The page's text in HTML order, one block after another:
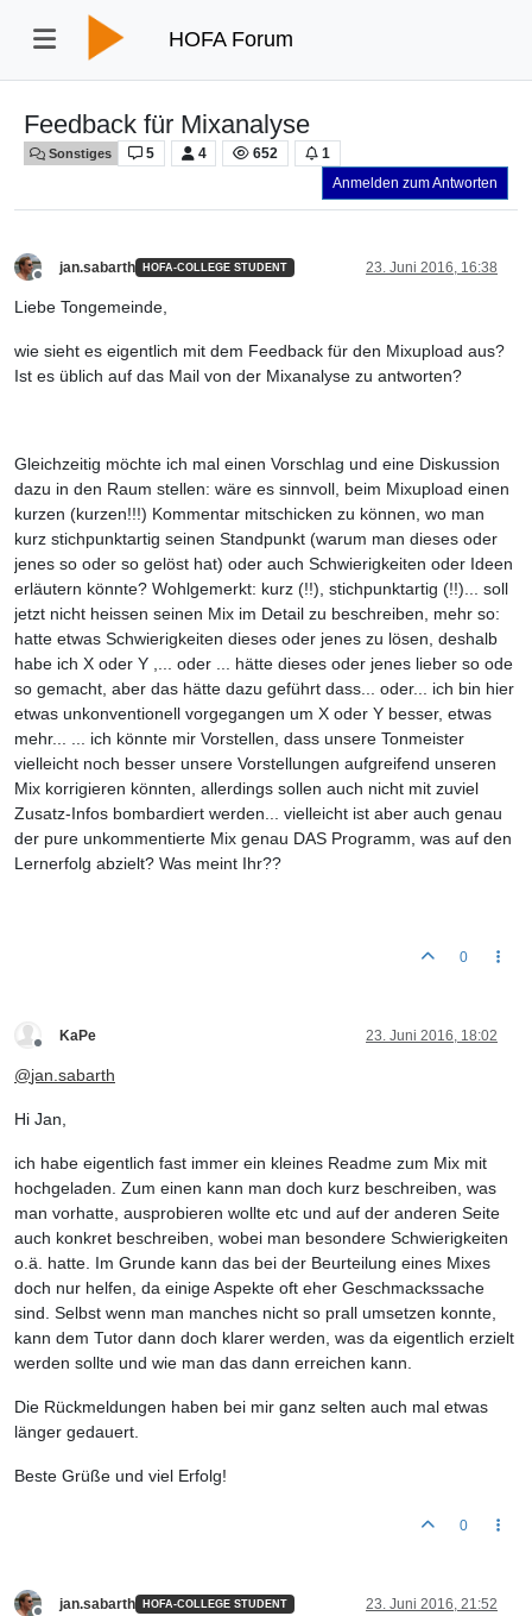
HOFA Forum
Feedback für Mixanalyse
Sonstiges 5 4 652
1
Anmelden zum Antworten
jan.sabarth HOFA-COLLEGE STUDENT 23. Juni 2016, 16:38
Liebe Tongemeinde,
wie sieht es eigentlich mit dem Feedback für den Mixupload aus?
Ist es üblich auf das Mail von der Mixanalyse zu antworten?
Gleichzeitig möchte ich mal einen Vorschlag und eine Diskussion
dazu in den Raum stellen: wäre es sinnvoll, beim Mixupload einen
kurzen (kurzen!!!) Kommentar mitschicken zu können, wo man
kurz stichpunktartig seinen Standpunkt (warum man dieses oder
jenes so oder so gelöst hat) oder auch Schwierigkeiten oder Ideen
erläutern könnte? Wohlgemerkt: kurz (!!), stichpunktartig (!!)... soll
jetzt nicht heissen seinen Mix im Detail zu beschreiben, mehr so:
hatte etwas Schwierigkeiten dieses oder jenes zu lösen, deshalb
habe ich X oder Y ,... oder ... hätte dieses oder jenes lieber so ode
so gemacht, aber das hätte dazu geführt dass... oder... ich bin hier
etwas unkonventionell vorgegangen um X oder Y besser, etwas
mehr... ... ich könnte mir Vorstellen, dass unsere Tonmeister
vielleicht noch besser unsere Vorstellungen aufgreifend unseren
Mix korrigieren könnten, allerdings sollen auch nicht mit zuviel
Zusatz-Infos bombardiert werden... vielleicht ist aber auch genau
der pure unkommentierte Mix genau DAS Programm, was auf den
Lernerfolg abzielt? Was meint Ihr??
0
KaPe 23. Juni 2016, 18:02
@jan.sabarth
Hi Jan,
ich habe eigentlich fast immer ein kleines Readme zum Mix mit
hochgeladen. Zum einen kann man doch kurz beschreiben, was
man vorhatte, ausprobieren wollte etc und auf der anderen Seite
auch konkret beschreiben, wobei man besondere Schwierigkeiten
o.ä. hatte. Im Grunde kann das bei der Beurteilung eines Mixes
doch nur helfen, da einige Aspekte oft eher Geschmackssache
sind. Selbst wenn man manches nicht so prall umsetzen konnte,
kann dem Tutor dann doch klarer werden, was da eigentlich erzielt
werden sollte und wie man das dann erreichen kann.
Die Rückmeldungen haben bei mir ganz selten auch mal etwas
länger gedauert.
Beste Grüße und viel Erfolg!
0
jan.sabarth HOFA-COLLEGE STUDENT 23. Juni 2016, 21:52